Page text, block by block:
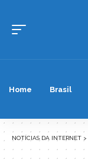
Home Brasil
NOTÍCIAS DA INTERNET >